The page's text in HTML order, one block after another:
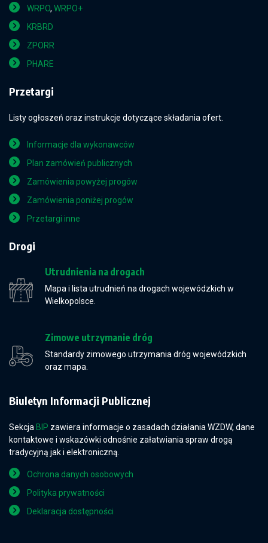
WRPO, WRPO+
KRBRD
ZPORR
PHARE
Przetargi
Listy ogłoszeń oraz instrukcje dotyczące składania ofert.
Informacje dla wykonawców
Plan zamówień publicznych
Zamówienia powyżej progów
Zamówienia poniżej progów
Przetargi inne
Drogi
Utrudnienia na drogach
Mapa i lista utrudnień na drogach wojewódzkich w
Wielkopolsce.
Zimowe utrzymanie dróg
Standardy zimowego utrzymania dróg wojewódzkich
oraz mapa.
Biuletyn Informacji Publicznej
Sekcja BIP zawiera informacje o zasadach działania WZDW, dane
kontaktowe i wskazówki odnośnie załatwiania spraw drogą
tradycyjną jak i elektroniczną.
Ochrona danych osobowych
Polityka prywatności
Deklaracja dostępności